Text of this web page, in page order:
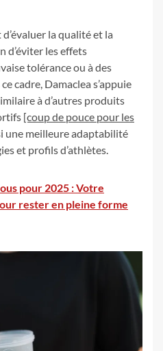
la qualité et la
d’éviter les effets
tolérance ou à des
cadre, Damaclea s’appuie
à d’autres produits
[coup de pouce pour les
une meilleure adaptabilité
et profils d’athlètes.
pour 2025 : Votre
rester en pleine forme